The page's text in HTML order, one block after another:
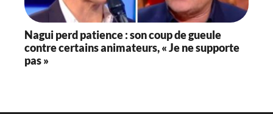
Nagui perd patience : son coup de gueule
contre certains animateurs, « Je ne supporte
pas »